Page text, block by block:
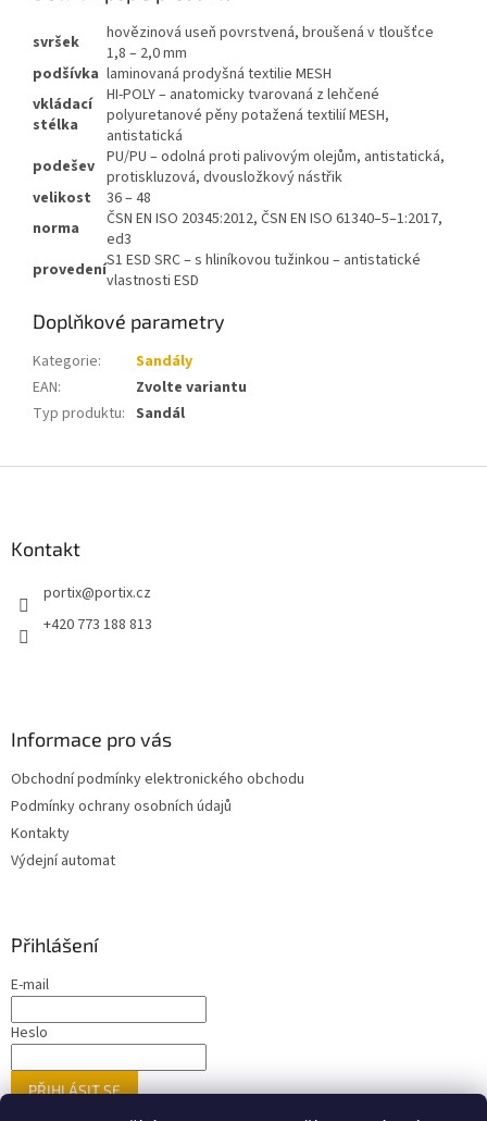
svršek
hovězinová useň povrstvená, broušená v tloušťce
1,8 – 2,0 mm
podšívka laminovaná prodyšná textilie MESH
vkládací
stélka
HI-POLY – anatomicky tvarovaná z lehčené
polyuretanové pěny potažená textilií MESH,
antistatická
podešev PU/PU – odolná proti palivovým olejům, antistatická,
protiskluzová, dvousložkový nástřik
velikost
36 – 48
norma
ČSN EN ISO 20345:2012, ČSN EN ISO 61340–5–1:2017,
ed3
provedeníS1 ESD SRC – s hliníkovou tužinkou – antistatické
vlastnosti ESD
Doplňkové parametry
Kategorie:
Sandály
EAN:
Zvolte variantu
Typ produktu: Sandál
Kontakt
portix@portix.cz
+420 773 188 813
Informace pro vás
Obchodní podmínky elektronického obchodu
Podmínky ochrany osobních údajů
Kontakty
Výdejní automat
Přihlášení
E-mail
Heslo
PŘIHLÁSIT SE